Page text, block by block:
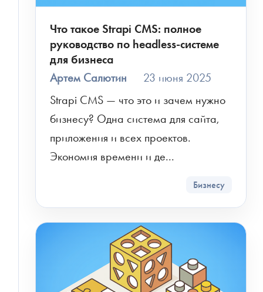
Что такое Strapi CMS: полное
руководство по headless-системе
для бизнеса
Артем Салютин
23 июня 2025
Strapi CMS — что это и зачем нужно
бизнесу? Одна система для сайта,
приложения и всех проектов.
Экономия времени и де...
Бизнесу